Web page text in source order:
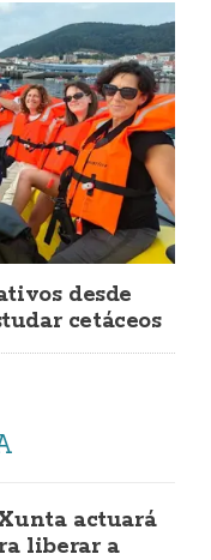
desde
cetáceos
actuará
liberar a